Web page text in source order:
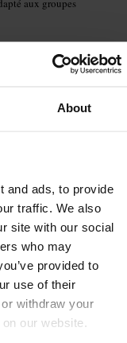
About
and ads, to provide
traffic. We also
site with our social
who may
provided to
use of their
withdraw your
on our website.
aux groupes
privilégiez la fin
des enceintes si
Lab